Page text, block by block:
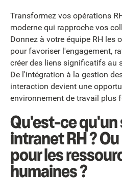
Transformez vos opérations
moderne qui rapproche vos
Donnez à votre équipe RH les
pour favoriser l'engagement,
créer des liens significatifs au
De l'intégration à la gestion
interaction devient une
environnement de travail plus
Qu'est-ce
intranet RH ?
pour les
humaines ?